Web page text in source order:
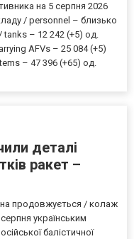
на 5 серпня 2026
/ personnel – близько
tanks – 12 242 (+5) од.
AFVs – 25 084 (+5)
– 47 396 (+65) од.
деталі
ракет –
продовжується / колаж
українським
балістичної